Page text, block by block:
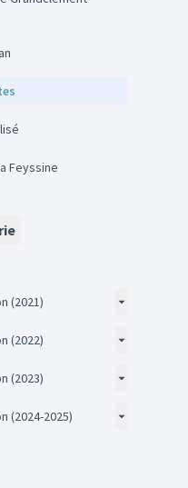
Feyssine
(2021)
(2022)
(2023)
(2024-2025)